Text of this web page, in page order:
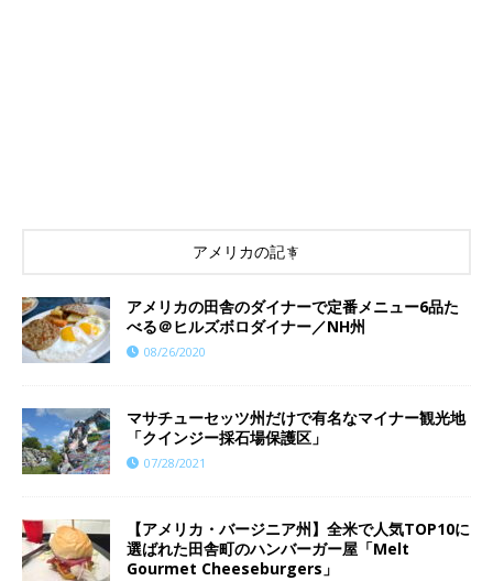
アメリカの記事
アメリカの田舎のダイナーで定番メニュー6品た
べる＠ヒルズボロダイナー／NH州
08/26/2020
マサチューセッツ州だけで有名なマイナー観光地
「クインジー採石場保護区」
07/28/2021
【アメリカ・バージニア州】全米で人気TOP10に
選ばれた田舎町のハンバーガー屋「Melt
Gourmet Cheeseburgers」